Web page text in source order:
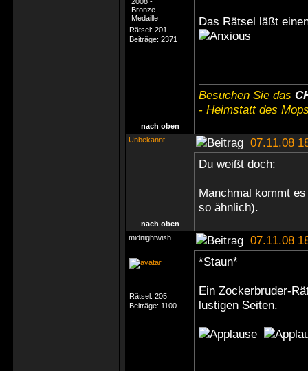
Rätsel: 201
Beiträge: 2371
Das Rätsel läßt
Besuchen Sie das
- Heimstatt des
nach oben
Unbekannt
07.11.08
Du weißt doch:
Manchmal kommt
so ähnlich).
nach oben
midnightwish
07.11.08
Rätsel: 205
Beiträge: 1100
*Staun*
Ein Zockerbruder-
lustigen Seiten.